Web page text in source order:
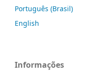
Português (Brasil)
English
Informações